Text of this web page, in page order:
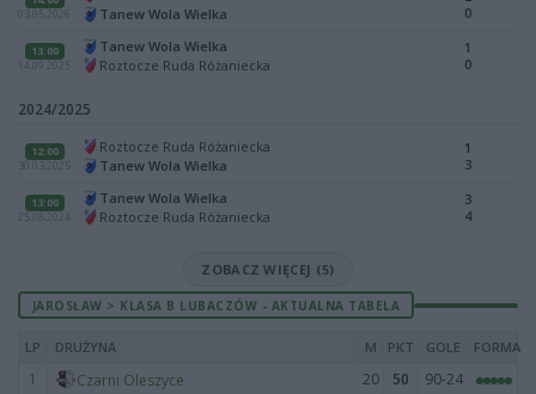
03.05.2026
Tanew Wola Wielka
0
13:00
14.09.2025
Tanew Wola Wielka
Roztocze Ruda Różaniecka
1
0
2024/2025
12:00
30.03.2025
Roztocze Ruda Różaniecka
Tanew Wola Wielka
1
3
13:00
25.08.2024
Tanew Wola Wielka
Roztocze Ruda Różaniecka
3
4
ZOBACZ WIĘCEJ (5)
JAROSŁAW > KLASA B LUBACZÓW - AKTUALNA TABELA
LP DRUŻYNA M PKT GOLE FORMA
1 Czarni Oleszyce 20 50
90-24